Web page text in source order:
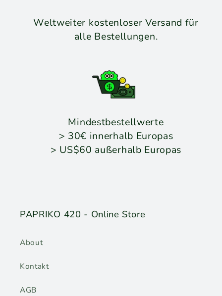
Weltweiter kostenloser Versand für
alle Bestellungen.
Mindestbestellwerte
> 30€ innerhalb Europas
> US$60 außerhalb Europas
PAPRIKO 420 - Online Store
About
Kontakt
AGB